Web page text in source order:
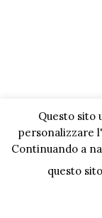
Questo sito
personalizzare
Continuando a
questo